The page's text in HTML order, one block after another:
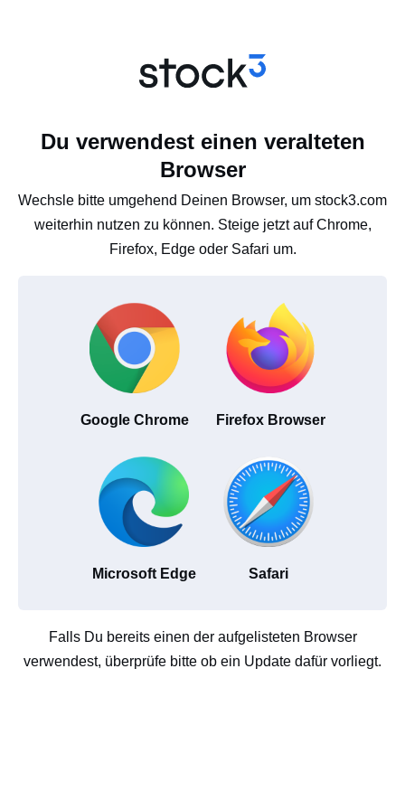
Du verwendest einen veralteten
Browser
Wechsle bitte umgehend Deinen Browser, um stock3.com
weiterhin nutzen zu können. Steige jetzt auf Chrome,
Firefox, Edge oder Safari um.
Google Chrome Firefox Browser
Microsoft Edge Safari
Falls Du bereits einen der aufgelisteten Browser
verwendest, überprüfe bitte ob ein Update dafür vorliegt.